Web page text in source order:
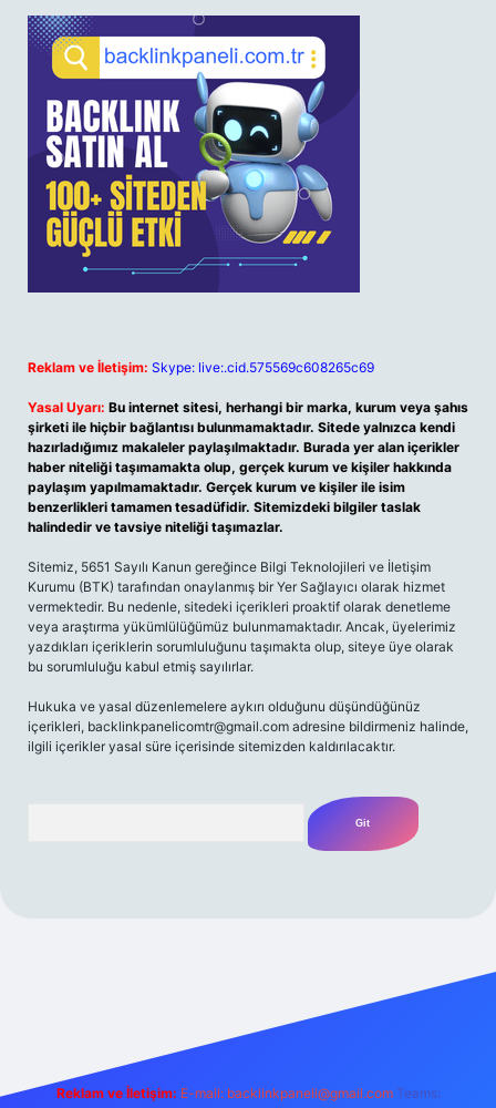
Reklam ve İletişim: Skype: live:.cid.575569c608265c69
Yasal Uyarı: Bu internet sitesi, herhangi bir marka, kurum veya şahıs
şirketi ile hiçbir bağlantısı bulunmamaktadır. Sitede yalnızca kendi
hazırladığımız makaleler paylaşılmaktadır. Burada yer alan içerikler
haber niteliği taşımamakta olup, gerçek kurum ve kişiler hakkında
paylaşım yapılmamaktadır. Gerçek kurum ve kişiler ile isim
benzerlikleri tamamen tesadüfidir. Sitemizdeki bilgiler taslak
halindedir ve tavsiye niteliği taşımazlar.
Sitemiz, 5651 Sayılı Kanun gereğince Bilgi Teknolojileri ve İletişim
Kurumu (BTK) tarafından onaylanmış bir Yer Sağlayıcı olarak hizmet
vermektedir. Bu nedenle, sitedeki içerikleri proaktif olarak denetleme
veya araştırma yükümlülüğümüz bulunmamaktadır. Ancak, üyelerimiz
yazdıkları içeriklerin sorumluluğunu taşımakta olup, siteye üye olarak
bu sorumluluğu kabul etmiş sayılırlar.
Hukuka ve yasal düzenlemelere aykırı olduğunu düşündüğünüz
içerikleri, backlinkpanelicomtr@gmail.com adresine bildirmeniz halinde,
ilgili içerikler yasal süre içerisinde sitemizden kaldırılacaktır.
Reklam ve İletişim: E-mail: backlinkpaneli@gmail.com Teams: